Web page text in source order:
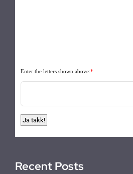
Enter the letters shown above:*
Recent Posts